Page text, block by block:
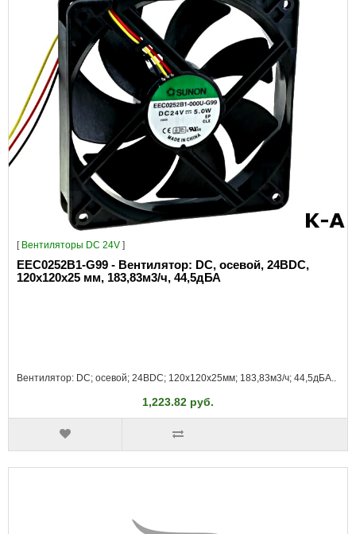
[ Вентиляторы DC 24V ]
EEC0252B1-G99 - Вентилятор: DC, осевой, 24ВDC,
120x120x25 мм, 183,83м3/ч, 44,5дБА
Вентилятор: DC; осевой; 24ВDC; 120x120x25мм; 183,83м3/ч; 44,5дБА..
1,223.82 руб.